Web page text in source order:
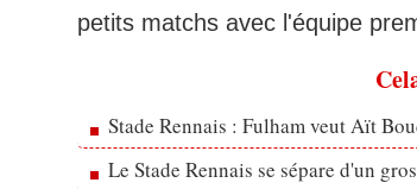
petits matchs avec l'équipe
Stade Rennais : Fulham veut Aït
Le Stade Rennais se sépare d'un